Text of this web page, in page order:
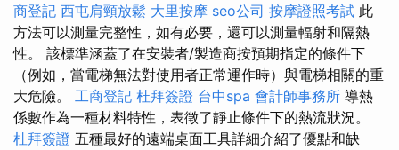
商登記 西屯肩頸放鬆 大里按摩 seo公司 按摩證照考試 此
方法可以測量完整性，如有必要，還可以測量輻射和隔熱
性。 該標準涵蓋了在安裝者/製造商按預期指定的條件下
（例如，當電梯無法對使用者正常運作時）與電梯相關的重
大危險。 工商登記 杜拜簽證 台中spa 會計師事務所 導熱
係數作為一種材料特性，表徵了靜止條件下的熱流狀況。
杜拜簽證 五種最好的遠端桌面工具詳細介紹了優點和缺